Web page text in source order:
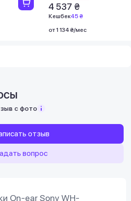
4 537 ₴
Кешбек45 ₴
от 1 134 ₴/мес
с фото
отзыв
вопрос
On-ear Sony WH-